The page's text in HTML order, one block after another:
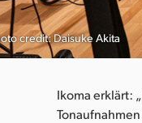
credit: Daisuke Akita
Ikoma erklärt: